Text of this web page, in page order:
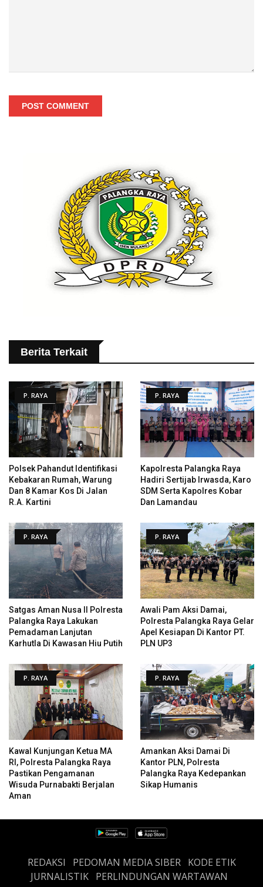
POST COMMENT
Berita Terkait
P. RAYA
Polsek Pahandut Identifikasi
Kebakaran Rumah, Warung
Dan 8 Kamar Kos Di Jalan
R.A. Kartini
P. RAYA
Kapolresta Palangka Raya
Hadiri Sertijab Irwasda, Karo
SDM Serta Kapolres Kobar
Dan Lamandau
P. RAYA
Satgas Aman Nusa II Polresta
Palangka Raya Lakukan
Pemadaman Lanjutan
Karhutla Di Kawasan Hiu Putih
P. RAYA
Awali Pam Aksi Damai,
Polresta Palangka Raya Gelar
Apel Kesiapan Di Kantor PT.
PLN UP3
P. RAYA
Kawal Kunjungan Ketua MA
RI, Polresta Palangka Raya
Pastikan Pengamanan
Wisuda Purnabakti Berjalan
Aman
P. RAYA
Amankan Aksi Damai Di
Kantor PLN, Polresta
Palangka Raya Kedepankan
Sikap Humanis
REDAKSI PEDOMAN MEDIA SIBER
KODE ETIK
JURNALISTIK PERLINDUNGAN WARTAWAN